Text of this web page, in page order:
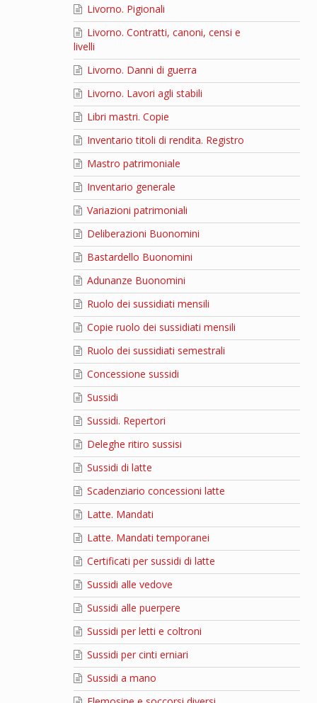
Livorno. Pigionali
Livorno. Contratti, canoni, censi e
livelli
Livorno. Danni di guerra
Livorno. Lavori agli stabili
Libri mastri. Copie
Inventario titoli di rendita. Registro
Mastro patrimoniale
Inventario generale
Variazioni patrimoniali
Deliberazioni Buonomini
Bastardello Buonomini
Adunanze Buonomini
Ruolo dei sussidiati mensili
Copie ruolo dei sussidiati mensili
Ruolo dei sussidiati semestrali
Concessione sussidi
Sussidi
Sussidi. Repertori
Deleghe ritiro sussisi
Sussidi di latte
Scadenziario concessioni latte
Latte. Mandati
Latte. Mandati temporanei
Certificati per sussidi di latte
Sussidi alle vedove
Sussidi alle puerpere
Sussidi per letti e coltroni
Sussidi per cinti erniari
Sussidi a mano